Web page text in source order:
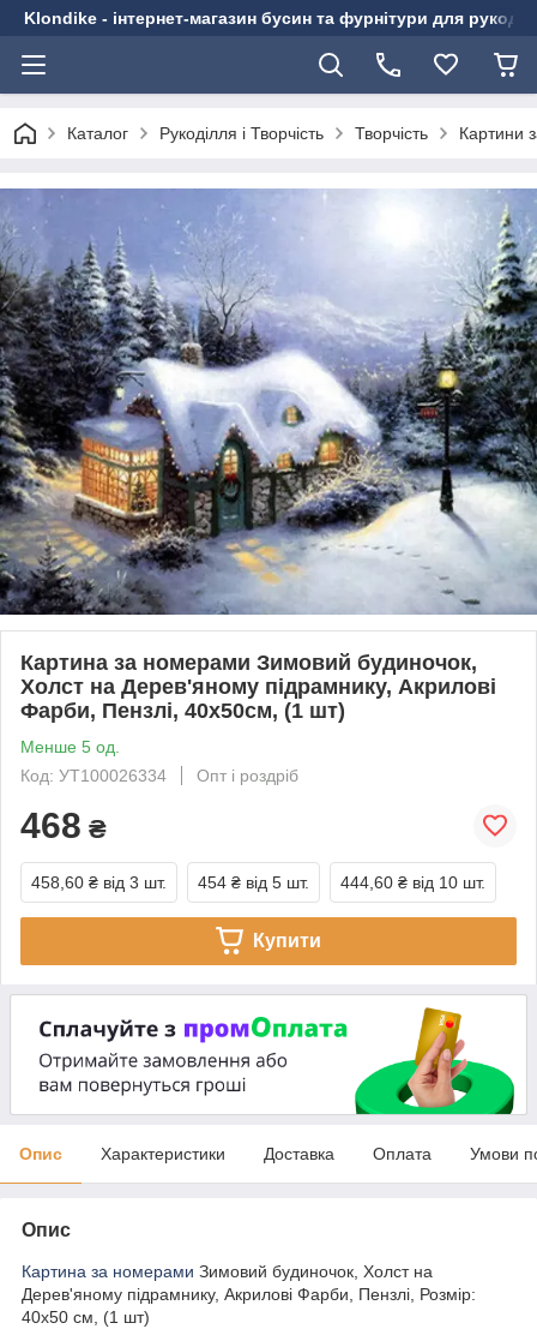
Klondike - інтернет-магазин бусин та фурнітури для
Каталог Рукоділля і Творчість Творчість Картини
Картина за номерами Зимовий будиночок,
Холст на Дерев'яному підрамнику, Акрилові
Фарби, Пензлі, 40х50см, (1 шт)
Менше 5 од.
Код: УТ100026334
Опт і роздріб
468 ₴
458,60 ₴ від 3 шт. 454 ₴ від 5 шт. 444,60 ₴ від 10 шт.
Купити
Опис Характеристики Доставка Оплата Умови
Опис
Картина за номерами Зимовий будиночок, Холст на
Дерев'яному підрамнику, Акрилові Фарби, Пензлі, Розмір:
40х50 см, (1 шт)